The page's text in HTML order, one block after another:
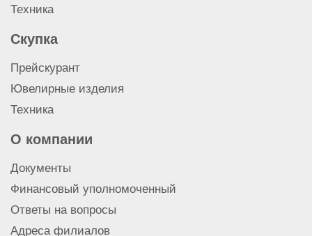
Техника
Скупка
Прейскурант
Ювелирные изделия
Техника
О компании
Документы
Финансовый уполномоченный
Ответы на вопросы
Адреса филиалов